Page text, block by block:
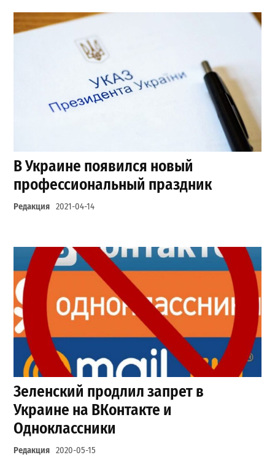
В Украине появился новый
профессиональный праздник
Редакция 2021-04-14
Зеленский продлил запрет в
Украине на ВКонтакте и
Одноклассники
Редакция 2020-05-15